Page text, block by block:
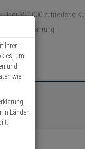
Über 350.000 zufriedene
15 Jahre Erfahrung
Versand
Ihrer
um
und
wie
in Länder